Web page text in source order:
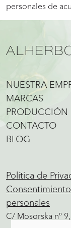
personales de
NUESTRA
MARCAS
PRODUCCIÓN
CONTACTO
BLOG
Política de
personales
C/ Mosorska nº